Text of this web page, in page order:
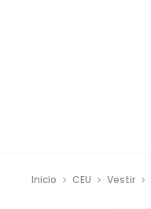
Inicio CEU Vestir